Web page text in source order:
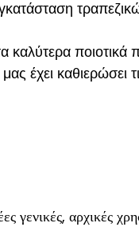
ποιοτικά
έχει
αρχικές